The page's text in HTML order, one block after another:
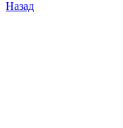
Назад